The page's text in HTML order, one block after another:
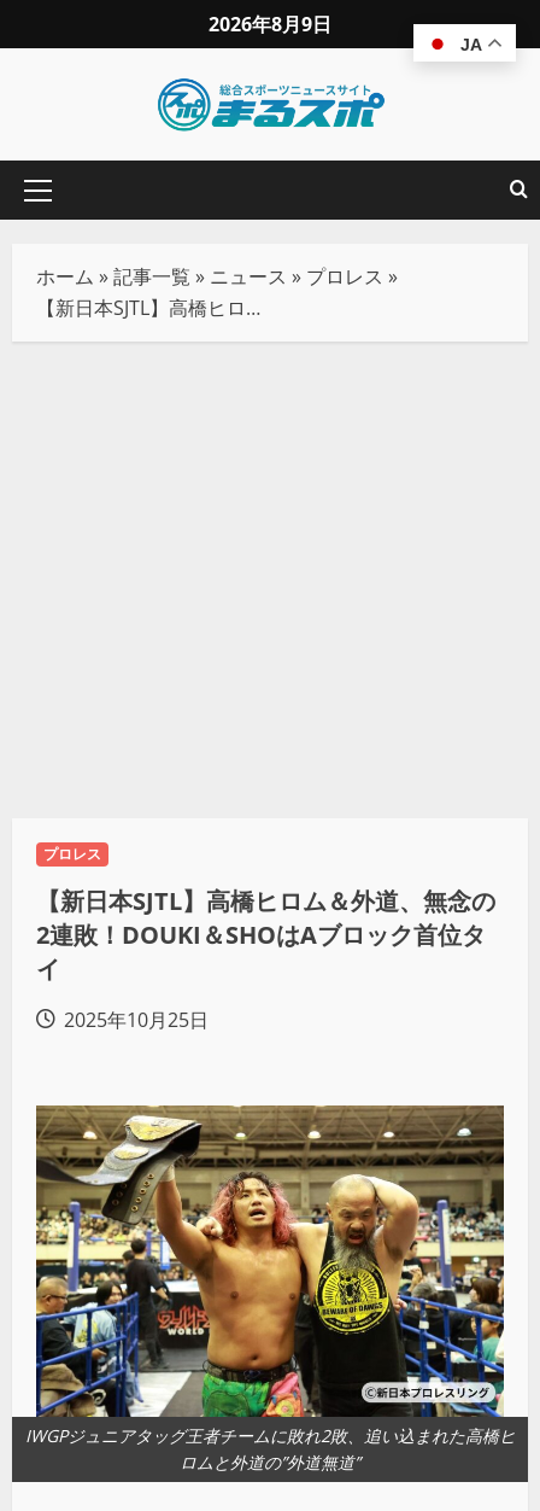
2026年8月9日
ホーム »記事一覧 » ニュース » プロレス »
【新日本SJTL】高橋ヒロム＆外道、無念の2連敗！DOUKI＆SHOはAブロック首位タイ
プロレス
【新日本SJTL】高橋ヒロム＆外道、無念の
2連敗！DOUKI＆SHOはAブロック首位タ
イ
2025年10月25日
IWGPジュニアタッグ王者チームに敗れ2敗、追い込まれた高橋ヒ
ロムと外道の”外道無道”
JA